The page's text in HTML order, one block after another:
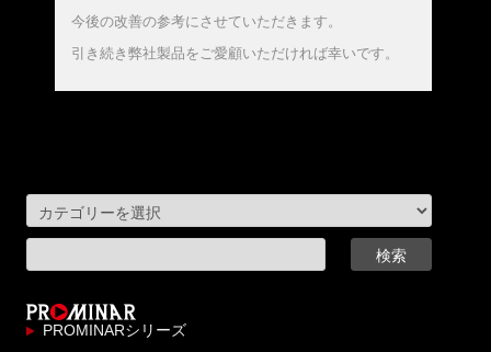
今後の改善の参考にさせていただきます。
引き続き弊社製品をご愛顧いただければ幸いです。
PROMINARシリーズ